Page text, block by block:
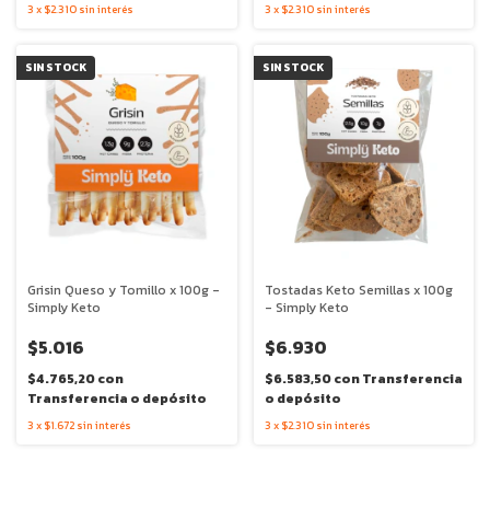
3 x $2.310 sin interés 3 x $2.310 sin interés
SIN STOCK
Grisin Queso y Tomillo x 100g -
Simply Keto
$5.016
$4.765,20con
Transferencia o depósito
3 x $1.672 sin interés
SIN STOCK
Tostadas Keto Semillas x 100g
- Simply Keto
$6.930
$6.583,50conTransferencia
o depósito
3 x $2.310 sin interés